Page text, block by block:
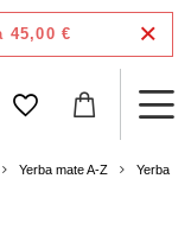
45,00 €
Yerba mate A-Z Yerba